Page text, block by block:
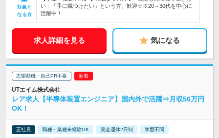
対象と
なる方
い」「手に職つけたい」という方、歓迎☆※20～30代を中心に
活躍中！
求人詳細を見る 気になる
志望動機・自己PR不要
UTエイム株式会社
レア求人【半導体装置エンジニア】国内外で活躍⇒月収56万円
OK！
正社員 職種・業種未経験OK 完全週休2日制 学歴不問